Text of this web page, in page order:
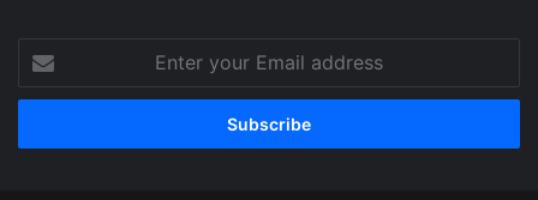
your
Email